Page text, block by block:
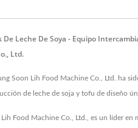
Leche De Soya - Equipo
Ltd.
Soon Lih Food Machine Co., Ltd. ha
de leche de soja y tofu de diseño
Food Machine Co., Ltd., es un líder